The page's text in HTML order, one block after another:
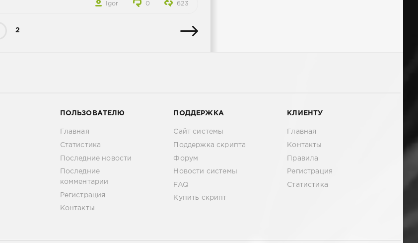
Igor 0 623
2
ПОЛЬЗОВАТЕЛЮ
Главная
Статистика
Последние новости
Последние
комментарии
Регистрация
Контакты
ПОДДЕРЖКА
Сайт системы
Поддержка скрипта
Форум
Новости системы
FAQ
Купить скрипт
КЛИЕНТУ
Главная
Контакты
Правила
Регистрация
Статистика